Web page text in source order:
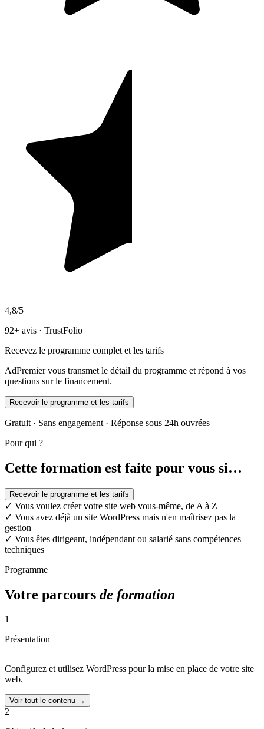
4,8/5
92+ avis · TrustFolio
Recevez le programme complet et les tarifs
AdPremier vous transmet le détail du programme et répond à vos
questions sur le financement.
Recevoir le programme et les tarifs
Gratuit · Sans engagement · Réponse sous 24h ouvrées
Pour qui ?
Cette formation est faite pour vous si…
Recevoir le programme et les tarifs
✓ Vous voulez créer votre site web vous-même, de A à Z
✓ Vous avez déjà un site WordPress mais n'en maîtrisez pas la
gestion
✓ Vous êtes dirigeant, indépendant ou salarié sans compétences
techniques
Programme
Votre parcours de formation
1
Présentation
Configurez et utilisez WordPress pour la mise en place de votre site
web.
Voir tout le contenu →
2